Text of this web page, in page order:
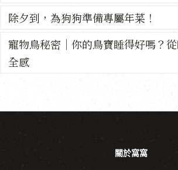
除夕到，為狗狗準備專屬年菜！
寵物鳥秘密｜你的鳥寶睡得好嗎？
全感
關於窩窩